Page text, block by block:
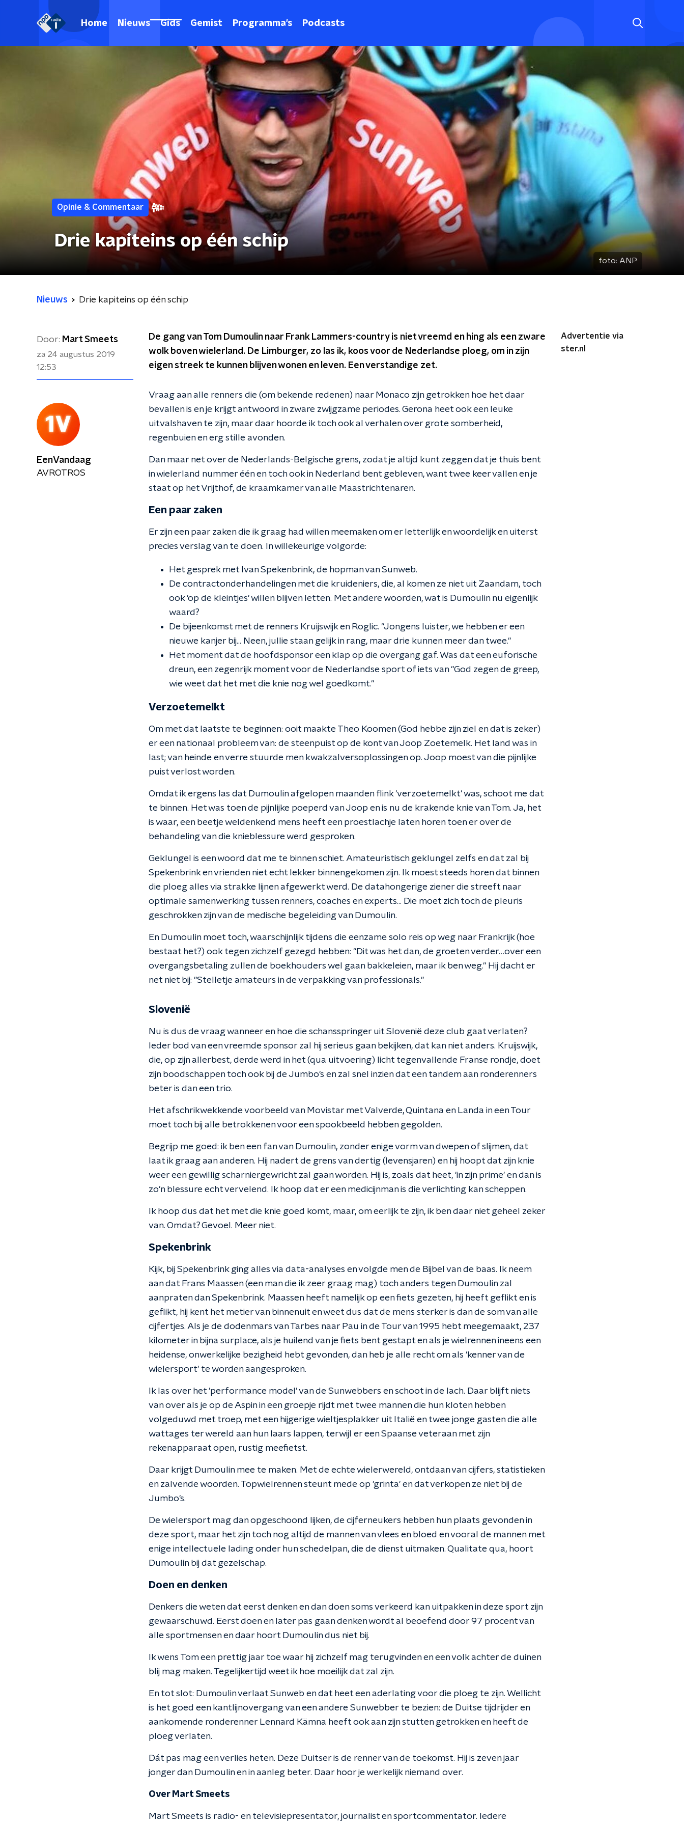
Home Nieuws Gids Gemist Programma's Podcasts
Opinie & Commentaar
Drie kapiteins op één schip
foto: ANP
Nieuws Drie kapiteins op één schip
Door: Mart Smeets
za 24 augustus 2019
12:53
De gang van Tom Dumoulin naar Frank Lammers-country is niet vreemd en hing als een zware
wolk boven wielerland. De Limburger, zo las ik, koos voor de Nederlandse ploeg, om in zijn
eigen streek te kunnen blijven wonen en leven. Een verstandige zet.
Vraag aan alle renners die (om bekende redenen) naar Monaco zijn getrokken hoe het daar
bevallen is en je krijgt antwoord in zware zwijgzame periodes. Gerona heet ook een leuke
uitvalshaven te zijn, maar daar hoorde ik toch ook al verhalen over grote somberheid,
regenbuien en erg stille avonden.
Dan maar net over de Nederlands-Belgische grens, zodat je altijd kunt zeggen dat je thuis bent
in wielerland nummer één en toch ook in Nederland bent gebleven, want twee keer vallen en je
staat op het Vrijthof, de kraamkamer van alle Maastrichtenaren.
Een paar zaken
Er zijn een paar zaken die ik graag had willen meemaken om er letterlijk en woordelijk en uiterst
precies verslag van te doen. In willekeurige volgorde:
Het gesprek met Ivan Spekenbrink, de hopman van Sunweb.
De contractonderhandelingen met die kruideniers, die, al komen ze niet uit Zaandam, toch
ook 'op de kleintjes' willen blijven letten. Met andere woorden, wat is Dumoulin nu eigenlijk
waard?
De bijeenkomst met de renners Kruijswijk en Roglic. "Jongens luister, we hebben er een
nieuwe kanjer bij... Neen, jullie staan gelijk in rang, maar drie kunnen meer dan twee."
Het moment dat de hoofdsponsor een klap op die overgang gaf. Was dat een euforische
dreun, een zegenrijk moment voor de Nederlandse sport of iets van "God zegen de greep,
wie weet dat het met die knie nog wel goedkomt."
Verzoetemelkt
Om met dat laatste te beginnen: ooit maakte Theo Koomen (God hebbe zijn ziel en dat is zeker)
er een nationaal probleem van: de steenpuist op de kont van Joop Zoetemelk. Het land was in
last; van heinde en verre stuurde men kwakzalversoplossingen op. Joop moest van die pijnlijke
puist verlost worden.
Omdat ik ergens las dat Dumoulin afgelopen maanden flink 'verzoetemelkt' was, schoot me dat
te binnen. Het was toen de pijnlijke poeperd van Joop en is nu de krakende knie van Tom. Ja, het
is waar, een beetje weldenkend mens heeft een proestlachje laten horen toen er over de
behandeling van die knieblessure werd gesproken.
Geklungel is een woord dat me te binnen schiet. Amateuristisch geklungel zelfs en dat zal bij
Spekenbrink en vrienden niet echt lekker binnengekomen zijn. Ik moest steeds horen dat binnen
die ploeg alles via strakke lijnen afgewerkt werd. De datahongerige ziener die streeft naar
optimale samenwerking tussen renners, coaches en experts... Die moet zich toch de pleuris
geschrokken zijn van de medische begeleiding van Dumoulin.
En Dumoulin moet toch, waarschijnlijk tijdens die eenzame solo reis op weg naar Frankrijk (hoe
bestaat het?) ook tegen zichzelf gezegd hebben: "Dit was het dan, de groeten verder…over een
overgangsbetaling zullen de boekhouders wel gaan bakkeleien, maar ik ben weg." Hij dacht er
net niet bij: "Stelletje amateurs in de verpakking van professionals."
Slovenië
Nu is dus de vraag wanneer en hoe die schansspringer uit Slovenië deze club gaat verlaten?
Ieder bod van een vreemde sponsor zal hij serieus gaan bekijken, dat kan niet anders. Kruijswijk,
die, op zijn allerbest, derde werd in het (qua uitvoering) licht tegenvallende Franse rondje, doet
zijn boodschappen toch ook bij de Jumbo's en zal snel inzien dat een tandem aan ronderenners
beter is dan een trio.
Het afschrikwekkende voorbeeld van Movistar met Valverde, Quintana en Landa in een Tour
moet toch bij alle betrokkenen voor een spookbeeld hebben gegolden.
Begrijp me goed: ik ben een fan van Dumoulin, zonder enige vorm van dwepen of slijmen, dat
laat ik graag aan anderen. Hij nadert de grens van dertig (levensjaren) en hij hoopt dat zijn knie
weer een gewillig scharniergewricht zal gaan worden. Hij is, zoals dat heet, 'in zijn prime' en dan is
zo'n blessure echt vervelend. Ik hoop dat er een medicijnman is die verlichting kan scheppen.
Ik hoop dus dat het met die knie goed komt, maar, om eerlijk te zijn, ik ben daar niet geheel zeker
van. Omdat? Gevoel. Meer niet.
Spekenbrink
Kijk, bij Spekenbrink ging alles via data-analyses en volgde men de Bijbel van de baas. Ik neem
aan dat Frans Maassen (een man die ik zeer graag mag) toch anders tegen Dumoulin zal
aanpraten dan Spekenbrink. Maassen heeft namelijk op een fiets gezeten, hij heeft geflikt en is
geflikt, hij kent het metier van binnenuit en weet dus dat de mens sterker is dan de som van alle
cijfertjes. Als je de dodenmars van Tarbes naar Pau in de Tour van 1995 hebt meegemaakt, 237
kilometer in bijna surplace, als je huilend van je fiets bent gestapt en als je wielrennen ineens een
heidense, onwerkelijke bezigheid hebt gevonden, dan heb je alle recht om als 'kenner van de
wielersport' te worden aangesproken.
Ik las over het 'performance model' van de Sunwebbers en schoot in de lach. Daar blijft niets
van over als je op de Aspin in een groepje rijdt met twee mannen die hun kloten hebben
volgeduwd met troep, met een hijgerige wieltjesplakker uit Italië en twee jonge gasten die alle
wattages ter wereld aan hun laars lappen, terwijl er een Spaanse veteraan met zijn
rekenapparaat open, rustig meefietst.
Daar krijgt Dumoulin mee te maken. Met de echte wielerwereld, ontdaan van cijfers, statistieken
en zalvende woorden. Topwielrennen steunt mede op 'grinta' en dat verkopen ze niet bij de
Jumbo's.
De wielersport mag dan opgeschoond lijken, de cijferneukers hebben hun plaats gevonden in
deze sport, maar het zijn toch nog altijd de mannen van vlees en bloed en vooral de mannen met
enige intellectuele lading onder hun schedelpan, die de dienst uitmaken. Qualitate qua, hoort
Dumoulin bij dat gezelschap.
Doen en denken
Denkers die weten dat eerst denken en dan doen soms verkeerd kan uitpakken in deze sport zijn
gewaarschuwd. Eerst doen en later pas gaan denken wordt al beoefend door 97 procent van
alle sportmensen en daar hoort Dumoulin dus niet bij.
Ik wens Tom een prettig jaar toe waar hij zichzelf mag terugvinden en een volk achter de duinen
blij mag maken. Tegelijkertijd weet ik hoe moeilijk dat zal zijn.
En tot slot: Dumoulin verlaat Sunweb en dat heet een aderlating voor die ploeg te zijn. Wellicht
is het goed een kantlijnovergang van een andere Sunwebber te bezien: de Duitse tijdrijder en
aankomende ronderenner Lennard Kämna heeft ook aan zijn stutten getrokken en heeft de
ploeg verlaten.
Dát pas mag een verlies heten. Deze Duitser is de renner van de toekomst. Hij is zeven jaar
jonger dan Dumoulin en in aanleg beter. Daar hoor je werkelijk niemand over.
Over Mart Smeets
Mart Smeets is radio- en televisiepresentator, journalist en sportcommentator. Iedere
Advertentie via
ster.nl
EenVandaag
AVROTROS